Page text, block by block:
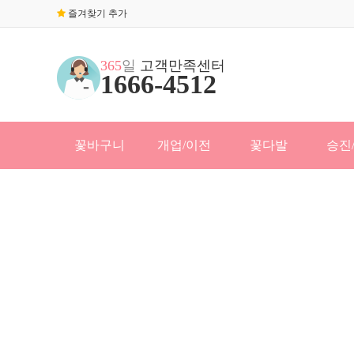
즐겨찾기 추가
365일 고객만족센터
1666-4512
꽃바구니 개업/이전 꽃다발 승